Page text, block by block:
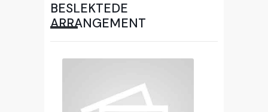
BESLEKTEDE
ARRANGEMENT